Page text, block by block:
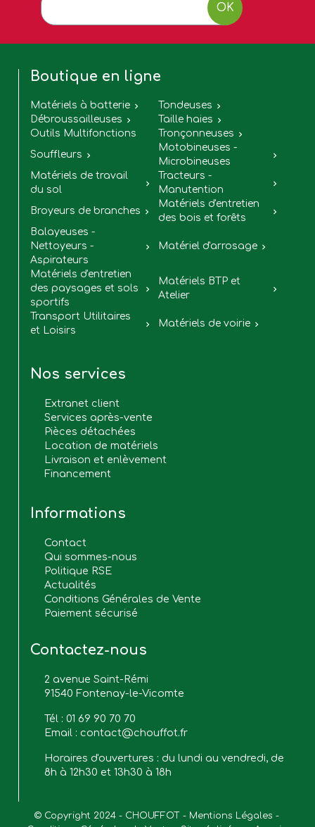
OK
Boutique en ligne
Matériels à batterie  Tondeuses 
Débroussailleuses  Taille haies 
Outils Multifonctions Tronçonneuses 
Souffleurs 
Motobineuses -
Microbineuses

Matériels de travail
du sol

Tracteurs -
Manutention

Broyeurs de branches 
Matériels d'entretien
des bois et forêts

Balayeuses -
Nettoyeurs -
Aspirateurs
 Matériel d'arrosage 
Matériels d'entretien
des paysages et sols
sportifs

Matériels BTP et
Atelier

Transport Utilitaires
et Loisirs
 Matériels de voirie 
Nos services
Extranet client
Services après-vente
Pièces détachées
Location de matériels
Livraison et enlèvement
Financement
Informations
Contact
Qui sommes-nous
Politique RSE
Actualités
Conditions Générales de Vente
Paiement sécurisé
Contactez-nous
2 avenue Saint-Rémi
91540 Fontenay-le-Vicomte
Tél : 01 69 90 70 70
Email : contact@chouffot.fr
Horaires d'ouvertures : du lundi au vendredi, de
8h à 12h30 et 13h30 à 18h
© Copyright 2024 - CHOUFFOT - Mentions Légales
-